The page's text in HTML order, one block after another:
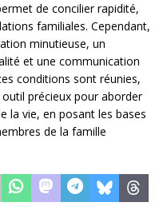
de concilier rapidité,
familiales. Cependant,
minutieuse, un
et une communication
conditions sont réunies,
précieux pour aborder
la vie, en posant les bases
de la famille